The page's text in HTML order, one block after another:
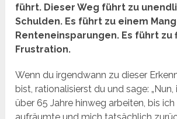
führt. Dieser Weg führt zu
Schulden. Es führt zu einem
Renteneinsparungen. Es führt zu
Frustration.
Wenn du irgendwann zu dieser
bist, rationalisierst du und sage:
über 65 Jahre hinweg arbeiten, bis